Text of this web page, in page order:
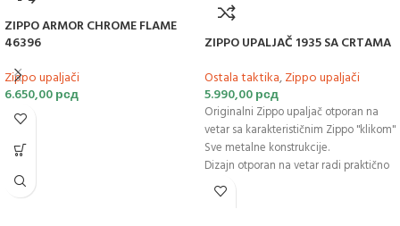
ZIPPO ARMOR CHROME FLAME
46396
Zippo upaljači
6.650,00рсд
ZIPPO UPALJAČ 1935 SA CRTAMA
Ostala taktika,Zippo upaljači
5.990,00рсд
Originalni Zippo upaljač otporan na
vetar sa karakterističnim Zippo "klikom"
Sve metalne konstrukcije.
Dizajn otporan na vetar radi praktično
svuda
Može se ponovo puniti tokom celog